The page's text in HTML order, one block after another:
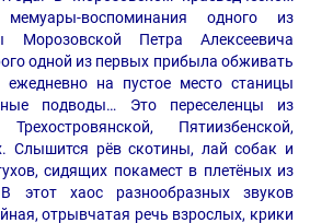
мемуары-воспоминания одного из
Морозовской Петра Алексеевича
одной из первых прибыла обживать
на пустое место станицы
подводы… Это переселенцы из
Пятиизбенской,
Слышится рёв скотины, лай собак и
сидящих покамест в плетёных из
этот хаос разнообразных звуков
отрывчатая речь взрослых, крики